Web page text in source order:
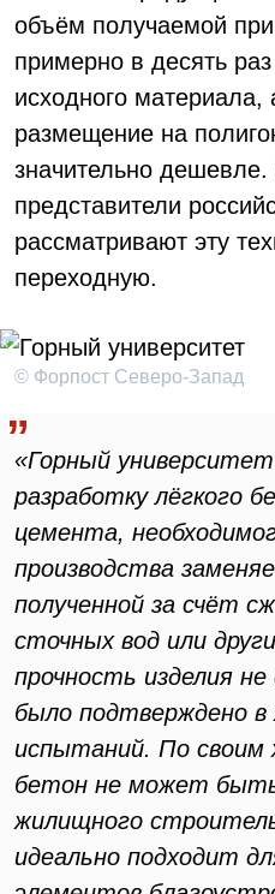
объём получаемой
примерно в десять
исходного материала,
размещение на
значительно
представители
рассматривают эту
переходную.
© Форпост Северо-Запад
«Горный
разработку лёгкого
цемента,
производства
полученной за счёт
сточных вод или
прочность изделия
было подтверждено
испытаний. По своим
бетон не может быть
жилищного
идеально подходит